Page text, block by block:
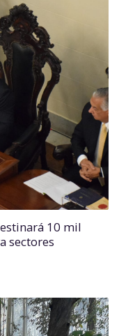
10 mil
sectores